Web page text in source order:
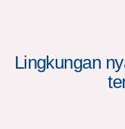
Lingkungan